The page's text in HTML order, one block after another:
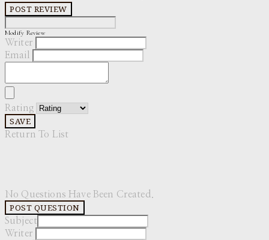
POST REVIEW
Modify Review
Writer
Email
Rating
SAVE
Return To List
No Questions Have Been Created.
POST QUESTION
Subject
Writer